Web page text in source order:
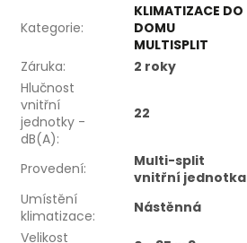
Kategorie:
KLIMATIZACE DO
DOMU
MULTISPLIT
Záruka:
2 roky
Hlučnost
vnitřní
jednotky -
dB(A):
22
Provedení:
Multi-split
vnitřní jednotka
Umístění
klimatizace:
Nástěnná
Velikost